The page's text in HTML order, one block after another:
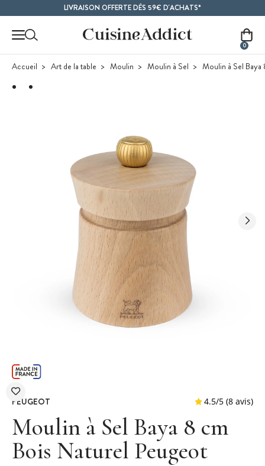
LIVRAISON OFFERTE DÈS 59€ D'ACHATS*
0
Accueil Art de la table Moulin Moulin à Sel Moulin à Sel Baya
PEUGEOT
Moulin à Sel Baya 8 cm
Bois Naturel Peugeot